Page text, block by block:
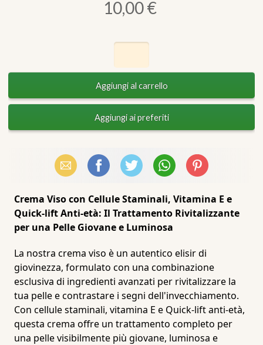
10,00 €
Email FacebookX (Twitter)WhatsAppPinterest
Crema Viso con Cellule Staminali, Vitamina E e
Quick-lift Anti-età: Il Trattamento Rivitalizzante
per una Pelle Giovane e Luminosa
La nostra crema viso è un autentico elisir di
giovinezza, formulato con una combinazione
esclusiva di ingredienti avanzati per rivitalizzare la
tua pelle e contrastare i segni dell'invecchiamento.
Con cellule staminali, vitamina E e Quick-lift anti-età,
questa crema offre un trattamento completo per
una pelle visibilmente più giovane, luminosa e